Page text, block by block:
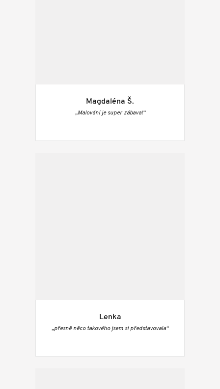
Magdaléna Š.
„Malování je super zábava!“
Lenka
„přesně něco takového jsem si představovala“